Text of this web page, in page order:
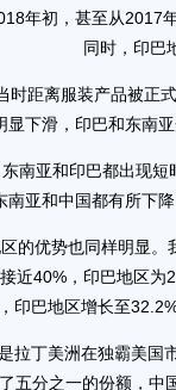
初，甚至从2017年
同时，印巴
离服装产品被正式
显下滑，印巴和东南
亚和印巴都出现短
南亚和中国都有所下
优势也同样明显。
近40%，印巴地区
印巴地区增长至
丁美洲在独霸美国
五分之一的份额，